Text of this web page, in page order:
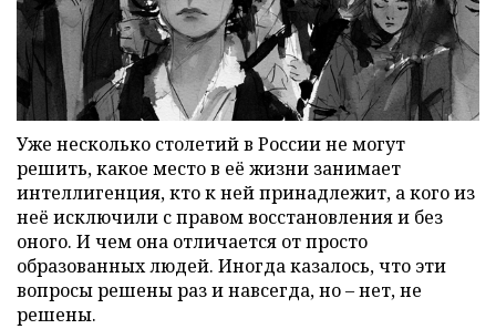
Уже несколько столетий в России не могут
решить, какое место в её жизни занимает
интеллигенция, кто к ней принадлежит, а кого из
неё исключили с правом восстановления и без
оного. И чем она отличается от просто
образованных людей. Иногда казалось, что эти
вопросы решены раз и навсегда, но – нет, не
решены.